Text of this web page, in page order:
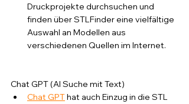
Druckprojekte durchsuchen und
finden über STLFinder eine vielfältige
Auswahl an Modellen aus
verschiedenen Quellen im Internet.
Chat GPT (AI Suche mit Text)
Chat GPT hat auch Einzug in die STL